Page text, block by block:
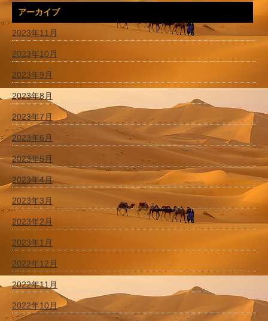
アーカイブ
2023年11月
2023年10月
2023年9月
2023年8月
2023年7月
2023年6月
2023年5月
2023年4月
2023年3月
2023年2月
2023年1月
2022年12月
2022年11月
2022年10月